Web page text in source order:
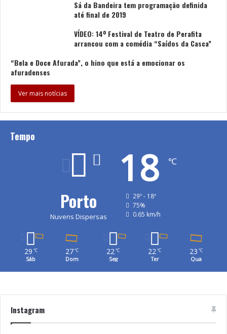
Sá da Bandeira tem programação definida
até final de 2019
VÍDEO: 14º Festival de Teatro de Perafita
arrancou com a comédia “Saídos da Casca”
“Bela e Doce Afurada”, o hino que está a emocionar os
afuradenses
Ver mais notícias
Tempo
Porto
Nuvens Dispersas
18 ℃
29º - 18º
75%
0.65 km/h
29 ℃
Sáb
27 ℃
Dom
22℃
Seg
22℃
Ter
23 ℃
Qua
Instagram